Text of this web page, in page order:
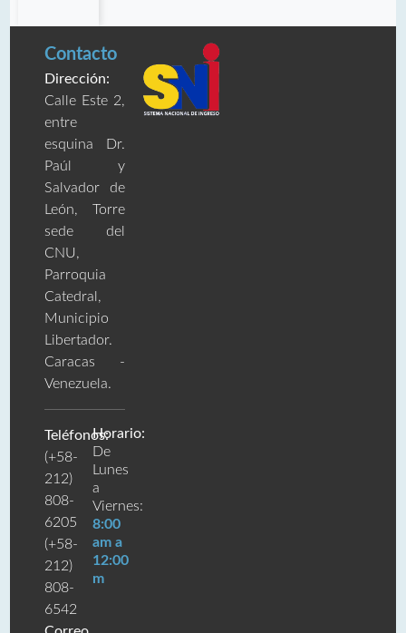
Contacto
Dirección:
Calle Este 2,
entre
esquina Dr.
Paúl y
Salvador de
León, Torre
sede del
CNU,
Parroquia
Catedral,
Municipio
Libertador.
Caracas -
Venezuela.
Teléfonos:
(+58-
212)
808-
6205
(+58-
212)
808-
6542
Horario:
De
Lunes
a
Viernes:
8:00
am a
12:00
m